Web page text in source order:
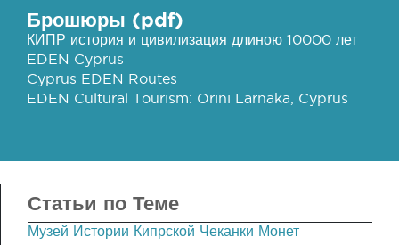
Брошюры (pdf)
КИПР история и цивилизация длиною 10000 лет
EDEN Cyprus
Cyprus EDEN Routes
EDEN Cultural Tourism: Orini Larnaka, Cyprus
Статьи по Теме
Музей Истории Кипрской Чеканки Монет